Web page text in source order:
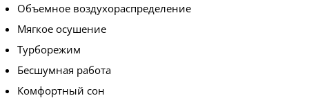
Объемное воздухораспределение
Мягкое осушение
Турборежим
Бесшумная работа
Комфортный сон